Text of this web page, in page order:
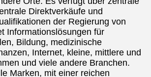
Direktverkäufe und
der Regierung von
Informationslösungen für
Bildung, medizinische
Internet, kleine, mittlere und
und viele andere Branchen.
Marken, mit einer reichen